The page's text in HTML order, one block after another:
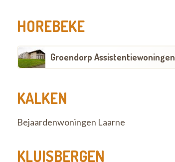
HOREBEKE
Groendorp Assistentiewoningen
KALKEN
Bejaardenwoningen Laarne
KLUISBERGEN